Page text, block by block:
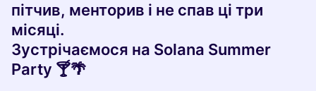
пітчив, менторив і не спав ці три
місяці.
Зустрічаємося на Solana Summer
Party 🍸🌴